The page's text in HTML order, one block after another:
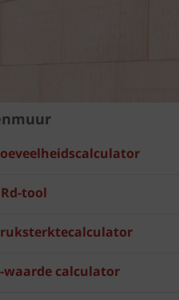
tool
waarde calculator